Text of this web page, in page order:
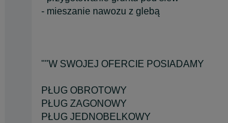
- mieszanie nawozu z glebą
""W SWOJEJ OFERCIE POSIADAMY
PŁUG OBROTOWY
PŁUG ZAGONOWY
PŁUG JEDNOBELKOWY